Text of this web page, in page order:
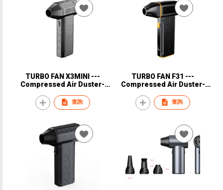
TURBO FAN X3MINI ---
Compressed Air Duster-
Snow Blower, 3-Gear
Adjustable Mini Blower with
Duster for
Leaves,Snow,Computer,
Keyboard
查詢
TURBO FAN F31 ---
Compressed Air Duster-
Gear Adjustable Mini Blower
with Fast Charging, Electric
Leaves,Snow,Computer,
Keyboard
查詢